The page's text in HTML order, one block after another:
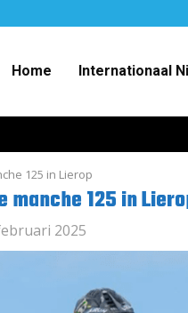
Home Internationaal
125 in Lierop
125 in
2025